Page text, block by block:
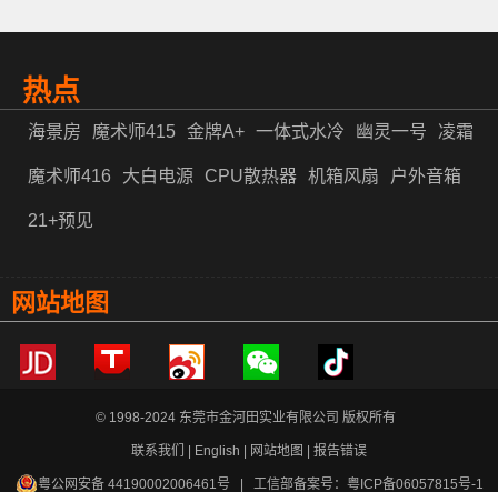
热点
海景房 魔术师415 金牌A+ 一体式水冷 幽灵一号 凌霜
魔术师416 大白电源 CPU散热器 机箱风扇 户外音箱
21+预见
网站地图
© 1998-2024 东莞市金河田实业有限公司 版权所有
联系我们 | English | 网站地图 | 报告错误
粤公网安备 44190002006461号 | 工信部备案号： 粤ICP备06057815号-1